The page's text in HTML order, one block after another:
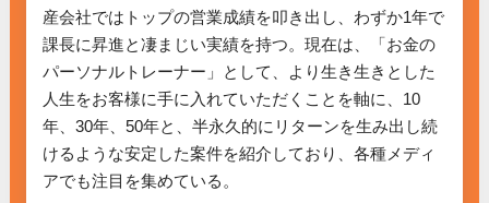
産会社ではトップの営業成績を叩き出し、わずか1年で
課長に昇進と凄まじい実績を持つ。現在は、「お金の
パーソナルトレーナー」として、より生き生きとした
人生をお客様に手に入れていただくことを軸に、10
年、30年、50年と、半永久的にリターンを生み出し続
けるような安定した案件を紹介しており、各種メディ
アでも注目を集めている。